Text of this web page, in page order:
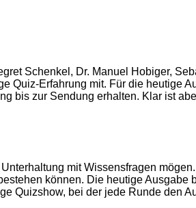
Schenkel, Dr. Manuel Hobiger,
Quiz-Erfahrung mit. Für die heutige
bis zur Sendung erhalten. Klar ist
mit Wissensfragen
können. Die heutige
Quizshow, bei der jede Runde den
2